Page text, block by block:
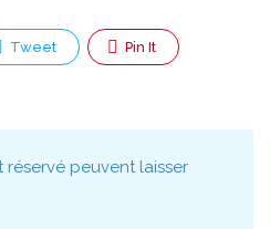
Tweet Pin It
peuvent laisser